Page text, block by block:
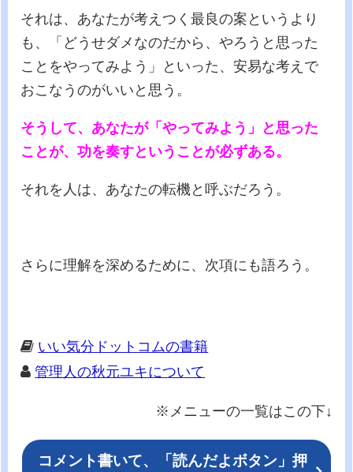
それは、あなたが考えつく最良の案というより
も、「どうせダメなのだから、やろうと思った
ことをやってみよう」といった、安易な考えで
おこなうのがいいと思う。
そうして、あなたが「やってみよう」と思った
ことが、功を奏すということが必ずある。
それを人は、あなたの転機と呼ぶだろう。
さらに理解を深めるために、次項にも語ろう。
いい気分ドットコムの書籍
管理人の秋元ユキについて
※メニューの一覧はこの下↓
コメント書いて、「読んだよボタン」押